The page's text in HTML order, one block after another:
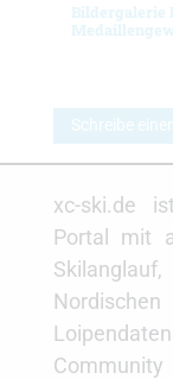
Bildergalerie
Schreibe
xc-ski.de
Portal mit